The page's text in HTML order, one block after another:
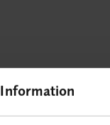
Information